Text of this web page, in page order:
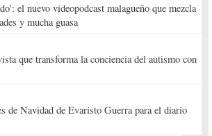
el nuevo videopodcast malagueño que mezcla
y mucha guasa
que transforma la conciencia del autismo con
de Navidad de Evaristo Guerra para el diario